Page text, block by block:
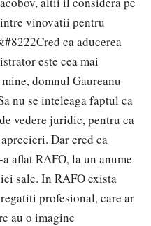
vinovatii pentru
ca aducerea
este cea mai
domnul Gaureanu
nu se inteleaga faptul ca
vedere juridic, pentru ca
Dar cred ca
aflat RAFO, la un anume
sale. In RAFO exista
profesional, care ar
au o imagine